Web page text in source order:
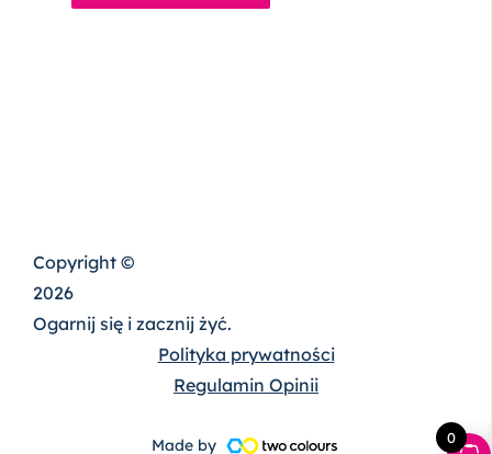
0
Copyright ©
2026
Ogarnij się i zacznij żyć.
Polityka prywatności
Regulamin Opinii
Made by